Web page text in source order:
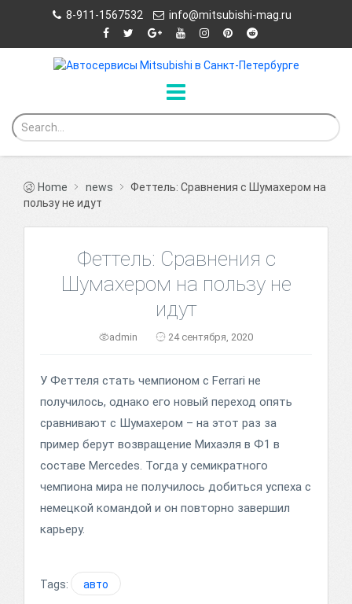
8-911-1567532 info@mitsubishi-mag.ru
Home news
Феттель: Сравнения с Шумахером на
пользу не идут
Феттель: Сравнения с
Шумахером на пользу не
идут
admin 24 сентября, 2020
У Феттеля стать чемпионом с Ferrari не
получилось, однако его новый переход опять
сравнивают с Шумахером – на этот раз за
пример берут возвращение Михаэля в Ф1 в
составе Mercedes. Тогда у семикратного
чемпиона мира не получилось добиться успеха с
немецкой командой и он повторно завершил
карьеру.
Tags: авто